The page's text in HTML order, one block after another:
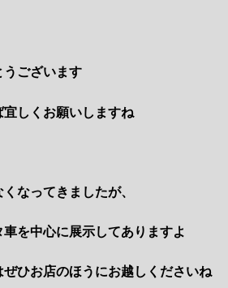
うございます
宜しくお願いしますね
なってきましたが、
車を中心に展示してありますよ
ひお店のほうにお越しくださいね